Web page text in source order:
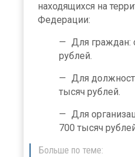
находящихся на
Федерации:
Для граждан:
рублей.
Для
тысяч рублей.
Для
700 тысяч
Больше по теме: